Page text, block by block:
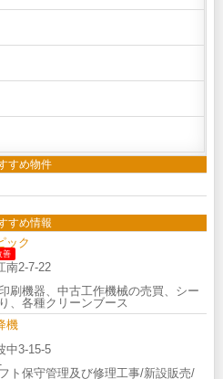
すめ物件
すめ情報
ック
善
南2-7-22
刷機器、中古工作機械の売買、シー
、各種クリーンブース
機
中3-15-5
ト保守管理及び修理工事/新設販売/